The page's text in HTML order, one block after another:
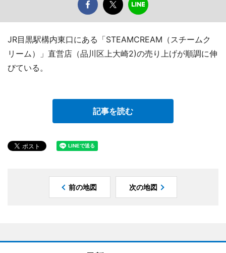
JR目黒駅構内東口にある「STEAMCREAM（スチームク
リーム）」直営店（品川区上大崎2)の売り上げが順調に伸
びている。
記事を読む
前の地図 次の地図